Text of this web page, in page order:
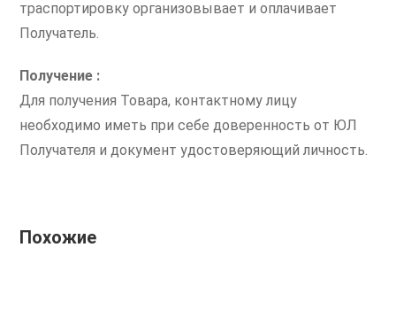
траспортировку организовывает и оплачивает
Получатель.
Получение :
Для получения Товара, контактному лицу
необходимо иметь при себе доверенность от ЮЛ
Получателя и документ удостоверяющий личность.
Похожие